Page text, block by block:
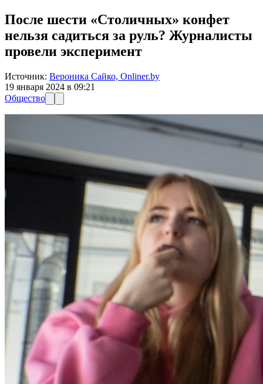
После шести «Столичных»‎ конфет
нельзя садиться за руль? Журналисты
провели эксперимент
Источник: Вероника Сайко, Onliner.by
19 января 2024 в 09:21
Общество